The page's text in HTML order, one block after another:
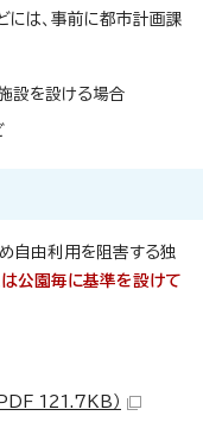
には、事前に都市計画課
設を設ける場合
自由利用を阻害する独
公園毎に基準を設けて
121.7KB）